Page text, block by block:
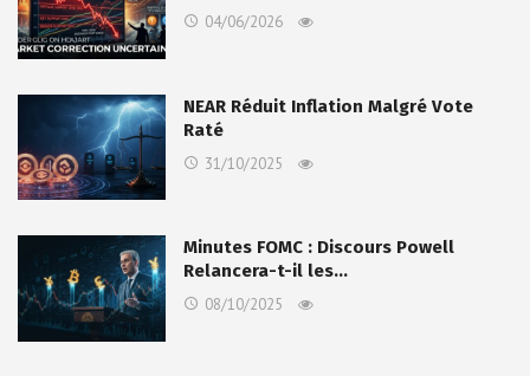
04/06/2026
NEAR Réduit Inflation Malgré Vote
Raté
31/10/2025
Minutes FOMC : Discours Powell
Relancera-t-il les…
08/10/2025